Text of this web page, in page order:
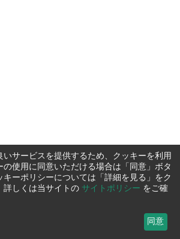
いサービスを提供するため、クッキーを利用
の使用に同意いただける場合は「同意」ボタ
キーポリシーについては「詳細を見る」をク
詳しくは当サイトの サイトポリシー をご確
同意